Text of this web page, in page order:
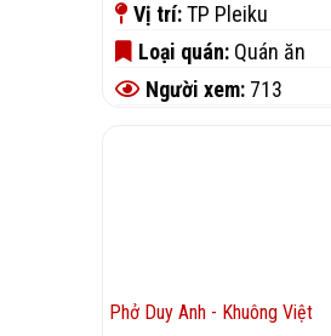
Vị trí:TP Pleiku
Loại quán: Quán ăn
Người xem: 713
Phở Duy Anh - Khuông Việt